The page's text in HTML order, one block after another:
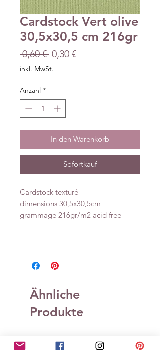
Cardstock Vert olive
30,5x30,5 cm 216gr
0,60 € Standardpreis
0,30 €Sale-
inkl. MwSt.
Anzahl *
In den Warenkorb
Sofortkauf
Cardstock texturé
dimensions 30,5x30,5cm
grammage 216gr/m2 acid free
Ähnliche
Produkte